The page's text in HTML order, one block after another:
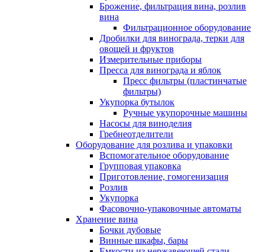
Брожение, фильтрация вина, розлив
вина
Фильтрационное оборудование
Дробилки для винограда, терки для
овощей и фруктов
Измерительные приборы
Пресса для винограда и яблок
Пресс фильтры (пластинчатые
фильтры)
Укупорка бутылок
Ручные укупорочные машины
Насосы для виноделия
Гребнеотделители
Оборудование для розлива и упаковки
Вспомогательное оборудование
Групповая упаковка
Приготовление, гомогенизация
Розлив
Укупорка
Фасовочно-упаковочные автоматы
Хранение вина
Бочки дубовые
Винные шкафы, бары